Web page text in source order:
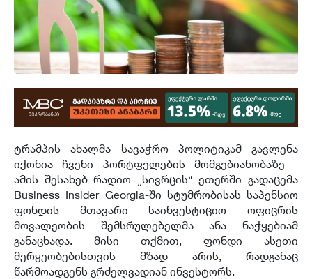
ტრამპის ახალმა სავაჭრო პოლიტიკამ გავლენა
იქონია ჩვენი პორტფელების მომგებიანობაზე -
ამის შესახებ რადიო „სივრცის“ ეთერში გადაცემა
Business Insider Georgia-ში სტუმრობისას საპენსიო
ფონდის მთავარი საინვესტიციო ოფიცრის
მოვალეობის შემსრულებელმა ანა ნაჭყებიამ
განაცხადა. მისი თქმით, ფონდი ასეთი
მერყეობებისთვის მზად არის, რადგანაც
წარმოადგენს გრძელვადიან ინვესტორს.